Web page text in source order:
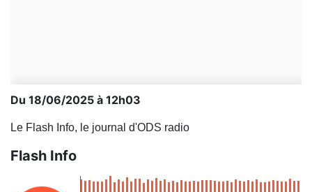
Du 18/06/2025 à 12h03
Le Flash Info, le journal d'ODS radio
Flash Info